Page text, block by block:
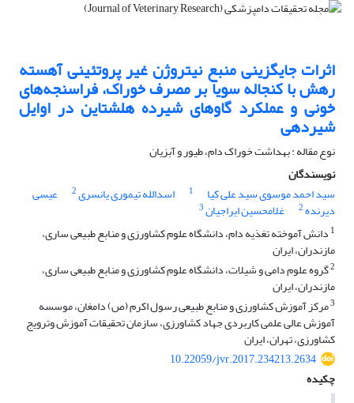
اثرات جایگزینی منبع نیتروژن غیر پروتئینی آهسته
رهش با کنجاله سویا بر مصرف خوراک، فراسنجه‌های
خونی و عملکرد گاوهای شیرده هلشتاین در اوایل
شیردهی
نوع مقاله : بهداشت خوراک دام، طیور و آبزیان
نویسندگان
سید احمد موسوی سید علی کیا
1 اسدالله تیموری یانسری2 عیسی
دیرنده2 غلامحسین ایراجیان3
1 دانش آموخته تغذیه دام، دانشگاه علوم کشاورزی و منابع طبیعی ساری،
مازندران، ایران
2گروه علوم دامی و شیلات، دانشگاه علوم کشاورزی و منابع طبیعی ساری،
مازندران، ایران
3مرکز آموزش کشاورزی و منابع طبیعی رسول اکرم (ص) دامغان، موسسه
آموزش عالی علمی کاربردی جهاد کشاورزی، سازمان تحقیقات آموزش وترویج
کشاورزی، تهران، ایران
10.22059/jvr.2017.234213.2634
چکیده